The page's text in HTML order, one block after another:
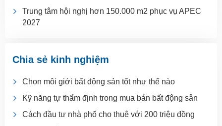
Trung tâm hội nghị hơn 150.000 m2 phục vụ APEC
2027
Chia sẻ kinh nghiệm
Chọn môi giới bất động sản tốt như thế nào
Kỹ năng tự thẩm định trong mua bán bất động sản
Cách đầu tư nhà phố cho thuê với 200 triệu đồng